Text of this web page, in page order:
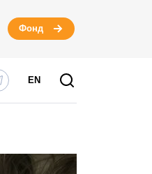
Фонд
EN